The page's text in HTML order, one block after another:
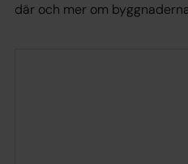
där och mer om